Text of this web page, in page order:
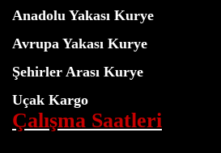
Anadolu Yakası Kurye
Avrupa Yakası Kurye
Şehirler Arası Kurye
Uçak Kargo
Çalışma Saatleri